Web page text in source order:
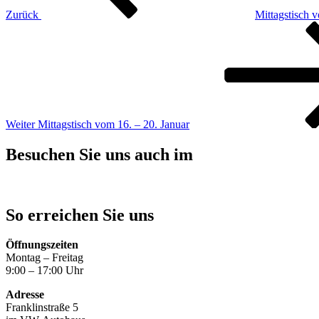
Zurück
Mittagstisch
Weiter Mittagstisch vom 16. – 20. Januar
Besuchen Sie uns auch im
So erreichen Sie uns
Öffnungszeiten
Montag – Freitag
9:00 – 17:00 Uhr
Adresse
Franklinstraße 5